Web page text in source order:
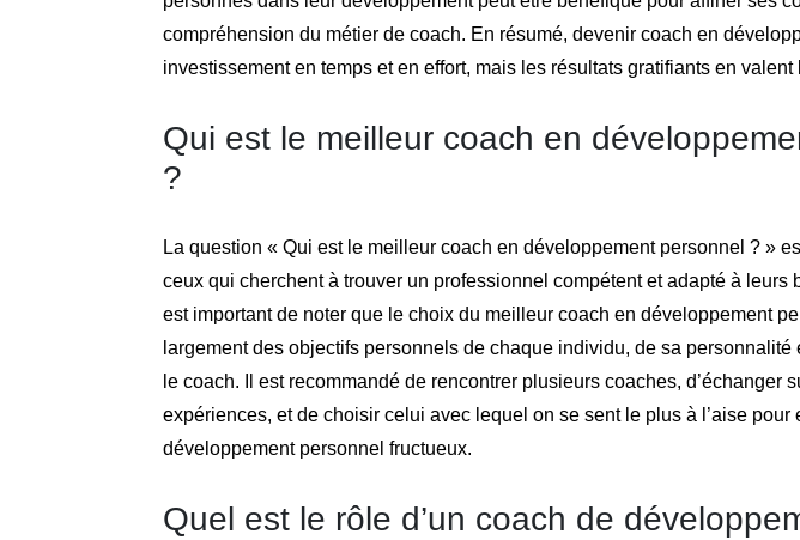
compréhension du métier de coach. En résumé, devenir coach en
investissement en temps et en effort, mais les résultats gratifiants en valent
Qui est le meilleur coach en
?
La question « Qui est le meilleur coach en développement personnel ? »
ceux qui cherchent à trouver un professionnel compétent et adapté à leurs
est important de noter que le choix du meilleur coach en développement
largement des objectifs personnels de chaque individu, de sa personnalité
le coach. Il est recommandé de rencontrer plusieurs coaches, d’échanger
expériences, et de choisir celui avec lequel on se sent le plus à l’aise pour
développement personnel fructueux.
Quel est le rôle d’un coach de